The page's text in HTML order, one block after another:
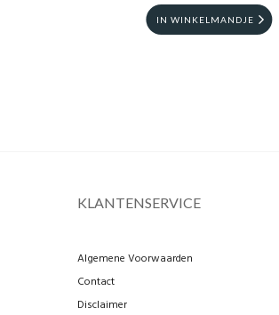
IN WINKELMANDJE
KLANTENSERVICE
Algemene Voorwaarden
Contact
Disclaimer